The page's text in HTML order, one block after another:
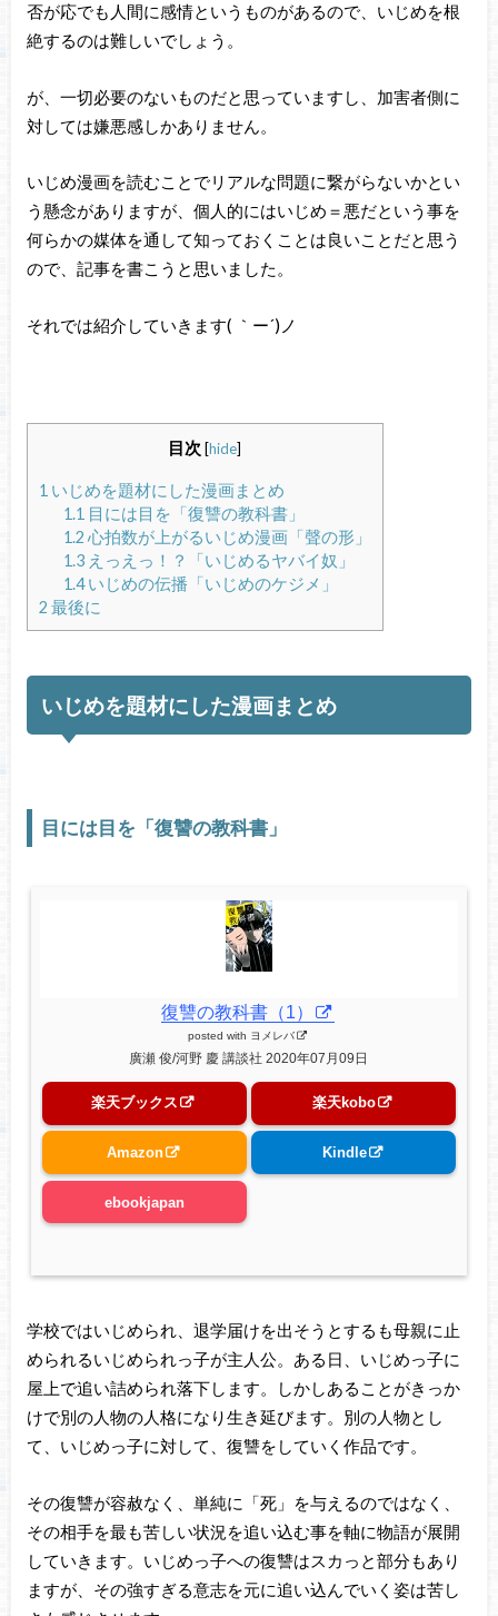
否が応でも人間に感情というものがあるので、いじめを根
絶するのは難しいでしょう。
が、一切必要のないものだと思っていますし、加害者側に
対しては嫌悪感しかありません。
いじめ漫画を読むことでリアルな問題に繋がらないかとい
う懸念がありますが、個人的にはいじめ＝悪だという事を
何らかの媒体を通して知っておくことは良いことだと思う
ので、記事を書こうと思いました。
それでは紹介していきます( ｀ー´)ノ
目次 [hide]
1 いじめを題材にした漫画まとめ
1.1 目には目を「復讐の教科書」
1.2 心拍数が上がるいじめ漫画「聲の形」
1.3えっえっ！？「いじめるヤバイ奴」
1.4いじめの伝播「いじめのケジメ」
2 最後に
いじめを題材にした漫画まとめ
目には目を「復讐の教科書」
復讐の教科書（1）
posted with ヨメレバ
廣瀬 俊/河野 慶 講談社 2020年07月09日
楽天ブックス 楽天kobo
Amazon Kindle
ebookjapan
学校ではいじめられ、退学届けを出そうとするも母親に止
められるいじめられっ子が主人公。ある日、いじめっ子に
屋上で追い詰められ落下します。しかしあることがきっか
けで別の人物の人格になり生き延びます。別の人物とし
て、いじめっ子に対して、復讐をしていく作品です。
その復讐が容赦なく、単純に「死」を与えるのではなく、
その相手を最も苦しい状況を追い込む事を軸に物語が展開
していきます。いじめっ子への復讐はスカっと部分もあり
ますが、その強すぎる意志を元に追い込んでいく姿は苦し